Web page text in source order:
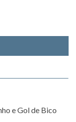
e Gol de Bico